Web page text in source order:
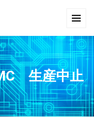
生産中止